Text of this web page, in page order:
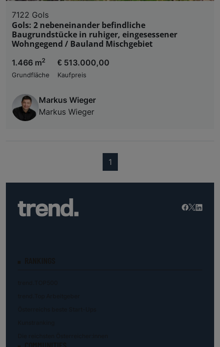
7122 Gols
Gols: 2 nebeneinander befindliche
Baugrundstücke in ruhiger, eingesessener
Wohngegend / Bauland Mischgebiet
1.466 m2
Grundfläche
€ 513.000,00
Kaufpreis
Markus Wieger
Markus Wieger
1(current)